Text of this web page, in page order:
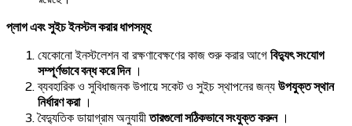
প্লাগ এবং সুইচ ইনস্টল করার ধাপসমূহ
যেকোনো ইনস্টলেশন বা রক্ষণাবেক্ষণের কাজ শুরু করার আগে বিদ্যুৎ সংযোগ
সম্পূর্ণভাবে বন্ধ করে দিন।
ব্যবহারিক ও সুবিধাজনক উপায়ে সকেট ও সুইচ স্থাপনের জন্য উপযুক্ত স্থান
নির্ধারণ করা।
বৈদ্যুতিক ডায়াগ্রাম অনুযায়ীতারগুলো সঠিকভাবে সংযুক্ত করুন।